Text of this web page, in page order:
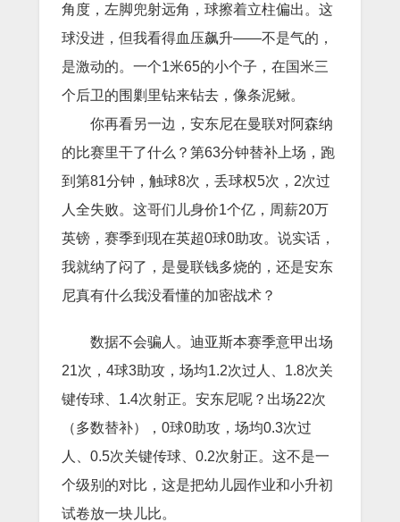
角度，左脚兜射远角，球擦着立柱偏出。这
球没进，但我看得血压飙升——不是气的，
是激动的。一个1米65的小个子，在国米三
个后卫的围剿里钻来钻去，像条泥鳅。
你再看另一边，安东尼在曼联对阿森纳
的比赛里干了什么？第63分钟替补上场，跑
到第81分钟，触球8次，丢球权5次，2次过
人全失败。这哥们儿身价1个亿，周薪20万
英镑，赛季到现在英超0球0助攻。说实话，
我就纳了闷了，是曼联钱多烧的，还是安东
尼真有什么我没看懂的加密战术？
数据不会骗人。迪亚斯本赛季意甲出场
21次，4球3助攻，场均1.2次过人、1.8次关
键传球、1.4次射正。安东尼呢？出场22次
（多数替补），0球0助攻，场均0.3次过
人、0.5次关键传球、0.2次射正。这不是一
个级别的对比，这是把幼儿园作业和小升初
试卷放一块儿比。